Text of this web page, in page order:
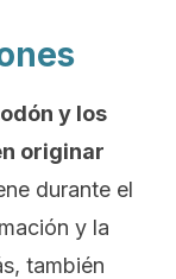
y los
originar
durante el
y la
también